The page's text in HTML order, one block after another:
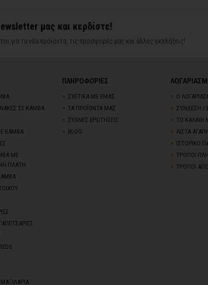
μας και κερδίστε!
για τα νέα προϊόντα, τις προσφορές μας και άλλες εκπλήξεις!
ΣΕ ΚΑΜΒΑ
ΚΑΜΒΑ
ΜΕ
ΠΛΑΤΗ
ΠΛΗΡΟΦΟΡΙΕΣ
ΣΧΕΤΙΚΑ ΜΕ ΕΜΑΣ
ΤΑ ΠΡΟΪΟΝΤΑ ΜΑΣ
ΣΥΧΝΕΣ ΕΡΩΤΗΣΕΙΣ
BLOG
Ο
ΣΥΝΔΕΣΗ /
ΤΟ ΚΑΛΑΘΙ
ΛΙΣΤΑ
ΙΣΤΟΡΙΚΟ
ΤΡΟΠΟΙ
ΤΡΟΠΟΙ